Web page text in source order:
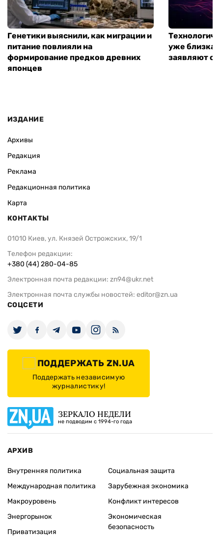
Генетики выяснили, как миграции и
питание повлияли на
формирование предков древних
японцев
уже близка:
заявляют о
ИЗДАНИЕ
Архивы
Редакция
Реклама
Редакционная политика
Карта
КОНТАКТЫ
01010 Киев, ул. Князей Острожских, 19/1
Телефон редакции:
+380 (44) 280-04-85
Электронная почта редакции: zn94@ukr.net
Электронная почта службы новостей: editor@zn.ua
СОЦСЕТИ
ПОДДЕРЖАТЬ ZN.UA
Поддержать независимую
журналистику!
ЗЕРКАЛО НЕДЕЛИ
не подводим с 1994-го года
АРХИВ
Внутренняя политика
Международная политика
Макроуровень
Энергорынок
Приватизация
Социальная защита
Зарубежная экономика
Конфликт интересов
Экономическая
безопасность